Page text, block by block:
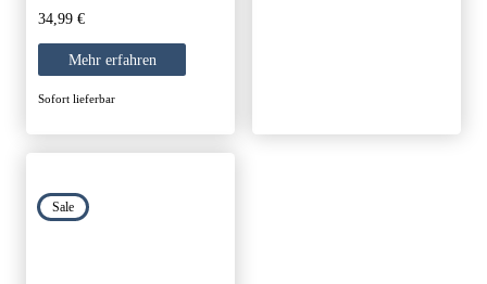
34,99€
Mehr erfahren
Sofort lieferbar
Sale